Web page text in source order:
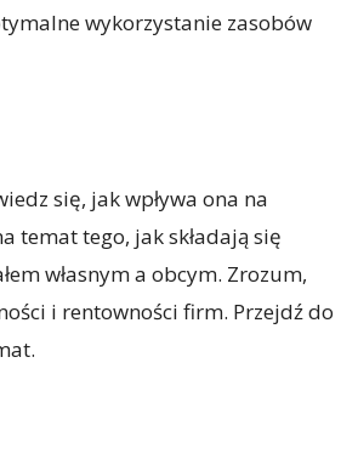
wykorzystanie zasobów
się, jak wpływa ona na
temat tego, jak składają się
własnym a obcym. Zrozum,
i rentowności firm. Przejdź do